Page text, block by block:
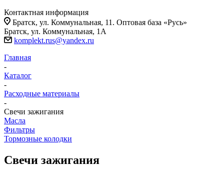
Контактная информация
Братск, ул. Коммунальная, 11. Оптовая база «Русь»
Братск, ул. Коммунальная, 1А
komplekt.rus@yandex.ru
Главная
-
Каталог
-
Расходные материалы
-
Свечи зажигания
Масла
Фильтры
Тормозные колодки
Свечи зажигания